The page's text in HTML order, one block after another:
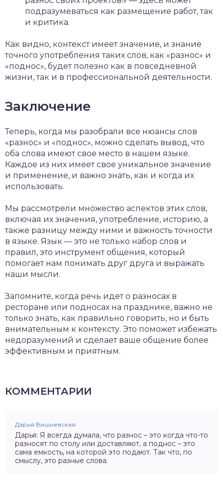
подразумеваться как размещение работ, так
и критика.
Как видно, контекст имеет значение, и знание
точного употребления таких слов, как «разнос» и
«поднос», будет полезно как в повседневной
жизни, так и в профессиональной деятельности.
Заключение
Теперь, когда мы разобрали все нюансы слов
«разнос» и «поднос», можно сделать вывод, что
оба слова имеют свое место в нашем языке.
Каждое из них имеет свое уникальное значение
и применение, и важно знать, как и когда их
использовать.
Мы рассмотрели множество аспектов этих слов,
включая их значения, употребление, историю, а
также разницу между ними и важность точности
в языке. Язык — это не только набор слов и
правил, это инструмент общения, который
помогает нам понимать друг друга и выражать
наши мысли.
Запомните, когда речь идет о разносах в
ресторане или подносах на празднике, важно не
только знать, как правильно говорить, но и быть
внимательным к контексту. Это поможет избежать
недоразумений и сделает ваше общение более
эффективным и приятным.
КОММЕНТАРИИ
Дарья Вишневская
Дарья: Я всегда думала, что разнос – это когда что-то
разносят по столу или доставляют, а поднос – это
сама емкость, на которой это подают. Так что, по
смыслу, это разные слова.